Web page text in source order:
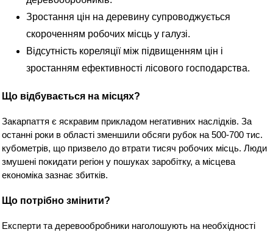
Зростання цін на деревину супроводжується
скороченням робочих місць у галузі.
Відсутність кореляції між підвищенням цін і
зростанням ефективності лісового господарства.
Що відбувається на місцях?
Закарпаття є яскравим прикладом негативних наслідків. За
останні роки в області зменшили обсяги рубок на 500-700 тис.
кубометрів, що призвело до втрати тисяч робочих місць. Люди
змушені покидати регіон у пошуках заробітку, а місцева
економіка зазнає збитків.
Що потрібно змінити?
Експерти та деревообробники наголошують на необхідності